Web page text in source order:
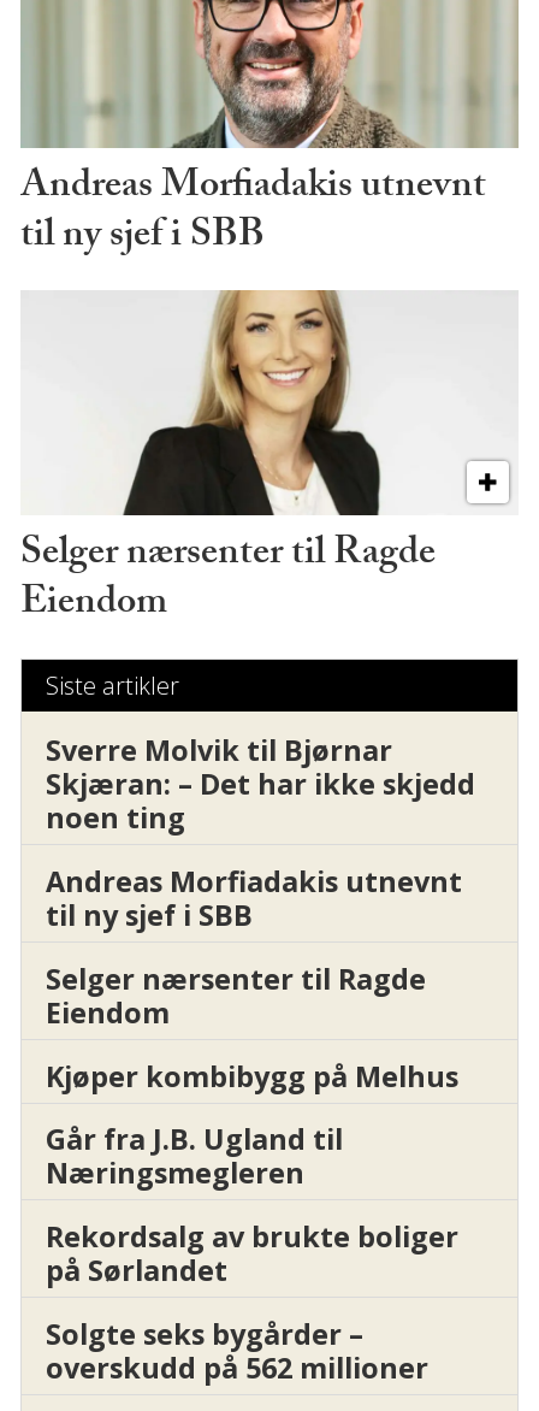
Andreas Morfiadakis utnevnt
til ny sjef i SBB
Selger nærsenter til Ragde
Eiendom
Siste artikler
Sverre Molvik til Bjørnar
Skjæran: – Det har ikke skjedd
noen ting
Andreas Morfiadakis utnevnt
til ny sjef i SBB
Selger nærsenter til Ragde
Eiendom
Kjøper kombibygg på Melhus
Går fra J.B. Ugland til
Næringsmegleren
Rekordsalg av brukte boliger
på Sørlandet
Solgte seks bygårder –
overskudd på 562 millioner